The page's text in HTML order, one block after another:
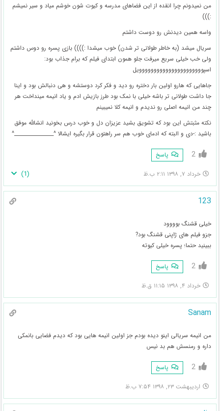
من نمیدونم چرا انقده از این فضاهای مدرسه و کیوت شون خوشم میاد و سیر نمیشم
:)))
واسه همین دیدنش رو دوست داشتم
سریال میشد (به خاطر طولانی تر شدن) خوب میشدا :)))) بازی پسره رو دوس داشتم
ولی خب خیلی سریع میرفت جلو همون ابتدای فیلم که برام جذاب بود:
اسپوووووووووووووووووووووویل
جاهایی که هارو اولین بار دختره رو دید و فکر کرد دوستشه و هی دنبالش بود و اینا
جا داشت طولانی تر باشه خیلی با نمک بود طرز بازیش ادم و یاد انیمه مینداخت هر
چند من انیمه اصلی رو ندیدم و انیمه کلا نمیبینم
نکته مثبتش این بود که تشویق بشید عزیزان دل و خوب درس بخونید انشالله موفق
باشید :-دی و البته که ادمای خوب هم سر راهتون قرار بگیره ایشالا ^________________^
2 پاسخ
خرداد ۷, ۱۳۹۸ ۲:۱۱ ب.ظ (
1
)
123
خیلی قشنگ بوووود
جزو فیلم های ژاپنی قشنگ بود?
ببینید حتما؛ پسره خیلی کیوته
2 پاسخ
خرداد ۴, ۱۳۹۸ ۱۱:۱۵ ق.ظ
Sanam
من انیمه سریالی اینو دیده بودم جز اولین انیمه هایی بود که دیدم فضایی بانمکی
داره و رمنسش هم بد نیس
2 پاسخ
اردیبهشت ۲۳, ۱۳۹۸ ۷:۵۴ ب.ظ